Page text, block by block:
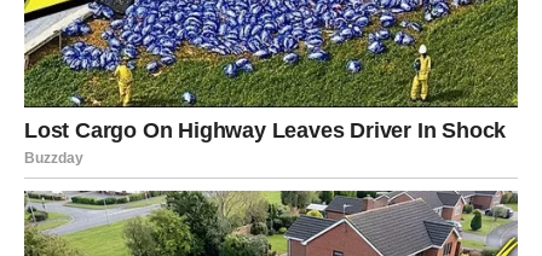
Ovaj period donosi im emocionalnu nagradu koju su dugo
čekali.